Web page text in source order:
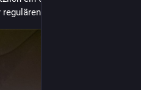
Belastung)  ✅